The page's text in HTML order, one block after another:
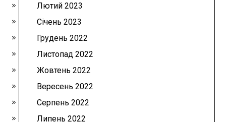
Лютий 2023
Січень 2023
Грудень 2022
Листопад 2022
Жовтень 2022
Вересень 2022
Серпень 2022
Липень 2022